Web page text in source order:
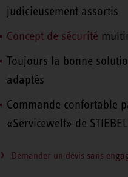
judicieusement assortis
Concept de sécurité
Toujours la bonne
adaptés
Commande confortable
«Servicewelt» de STIEBEL
Demander un devis sans